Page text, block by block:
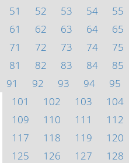
51
52 53 54 55
61
62 63 64 65
71
72 73 74 75
81
82 83 84 85
91
92 93 94 95
101
102 103 104
109
110 111 112
117
118 119 120
125
126 127 128